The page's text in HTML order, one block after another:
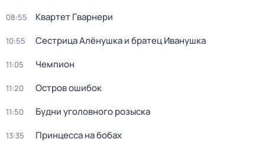
08:55 Квартет Гварнери
10:55 Сестрица Алёнушка и братец Иванушка
11:05 Чемпион
11:20 Остров ошибок
11:50 Будни уголовного розыска
13:35 Принцесса на бобах